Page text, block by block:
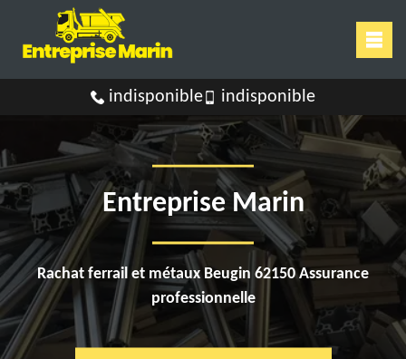
indisponible indisponible
Entreprise Marin
Rachat ferrail et métaux Beugin 62150 Assurance
professionnelle